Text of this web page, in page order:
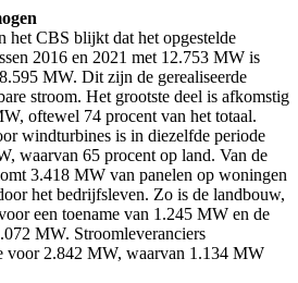
het CBS blijkt dat het opgestelde
2016 en 2021 met 12.753 MW is
MW. Dit zijn de gerealiseerde
stroom. Het grootste deel is afkomstig
oftewel 74 procent van het totaal.
windturbines is in diezelfde periode
waarvan 65 procent op land. Van de
3.418 MW van panelen op woningen
het bedrijfsleven. Zo is de landbouw,
een toename van 1.245 MW en de
MW. Stroomleveranciers
voor 2.842 MW, waarvan 1.134 MW